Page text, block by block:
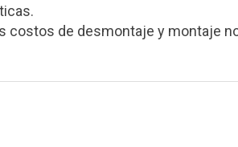
costos de desmontaje y montaje